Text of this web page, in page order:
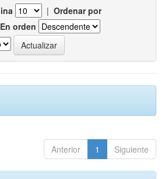
| Ordenar por
En orden
Anterior 1 Siguiente